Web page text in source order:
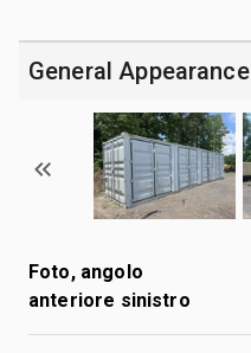
General Appearance
Foto, angolo
anteriore sinistro